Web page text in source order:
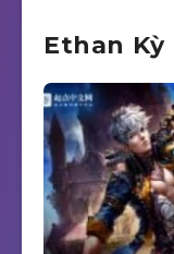
Ethan Kỳ